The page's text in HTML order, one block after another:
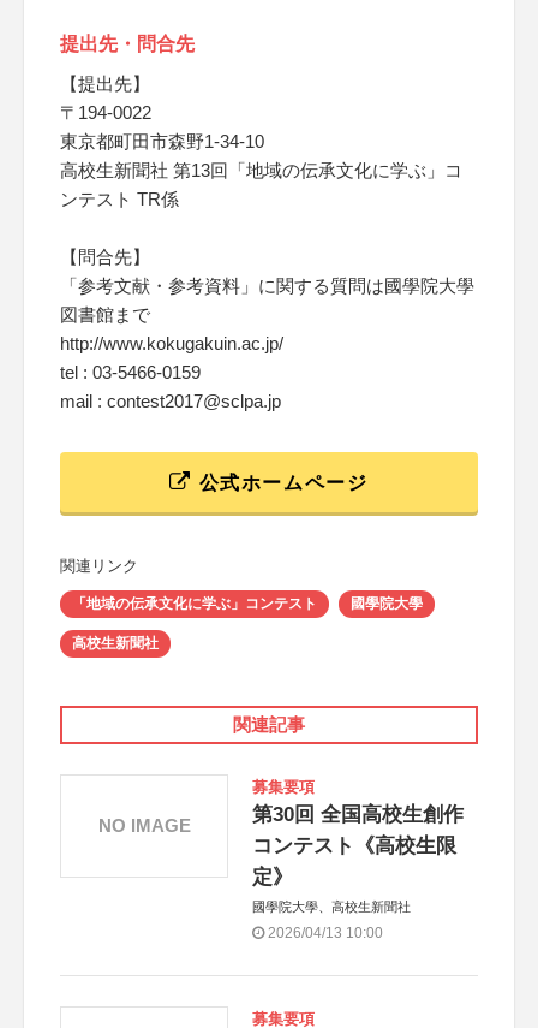
提出先・問合先
【提出先】
〒194-0022
東京都町田市森野1-34-10
高校生新聞社 第13回「地域の伝承文化に学ぶ」コ
ンテスト TR係
【問合先】
「参考文献・参考資料」に関する質問は國學院大學
図書館まで
http://www.kokugakuin.ac.jp/
tel : 03-5466-0159
mail : contest2017@sclpa.jp
公式ホームページ
関連リンク
「地域の伝承文化に学ぶ」コンテスト 國學院大學
高校生新聞社
関連記事
募集要項
第30回 全国高校生創作
コンテスト《高校生限
定》
國學院大學、高校生新聞社
2026/04/13 10:00
NO IMAGE
募集要項